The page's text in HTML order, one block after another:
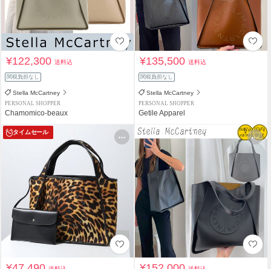
¥122,300送料込
関税負担なし
Stella McCartney
PERSONAL SHOPPER
Chamomico-beaux
¥135,500送料込
関税負担なし
Stella McCartney
PERSONAL SHOPPER
Getile Apparel
タイムセール